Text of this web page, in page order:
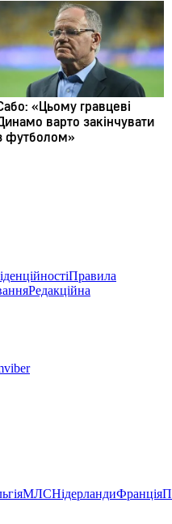
Правила
Редакційна
viber
МЛСНідерландиФранція